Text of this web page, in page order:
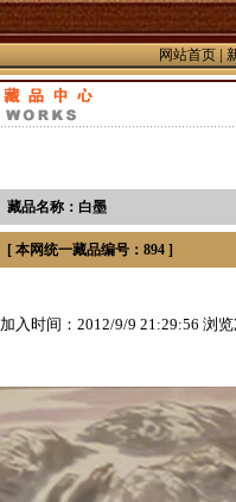
网站首页|
藏品名称：白墨
[ 本网统一藏品编号：894 ]
加入时间：2012/9/9 21:29:56 浏